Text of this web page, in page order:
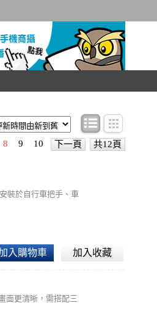
條目顯示
8 9 10 下一頁 共12頁
裝於自行車把手、車
入購物車 加入收藏
面更清晰，需搭配三